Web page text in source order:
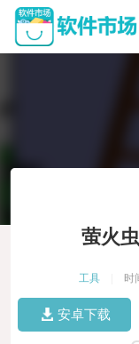
萤火
工具 时
安卓下载